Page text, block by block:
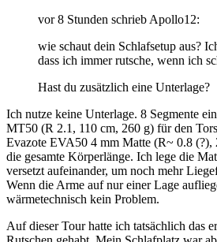
vor 8 Stunden schrieb Apollo12:
wie schaut dein Schlafsetup aus?
dass ich immer rutsche, wenn ich
Hast du zusätzlich eine Unterlage?
Ich nutze keine Unterlage. 8 Segmente
MT50 (R 2.1, 110 cm, 260 g) für den
Evazote EVA50 4 mm Matte (R~ 0.8 (?),
die gesamte Körperlänge. Ich lege die
versetzt aufeinander, um noch mehr
Wenn die Arme auf nur einer Lage
wärmetechnisch kein Problem.
Auf dieser Tour hatte ich tatsächlich das